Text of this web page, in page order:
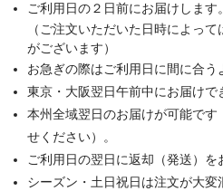
ご利用日の２日前にお届けします。
（ご注文いただいた日時によっ
がございます）
お急ぎの際はご利用日に間に合う
東京・大阪翌日午前中にお届けで
本州全域翌日のお届けが可能で
せください）。
ご利用日の翌日に返却（発送）を
シーズン・土日祝日は注文が大変